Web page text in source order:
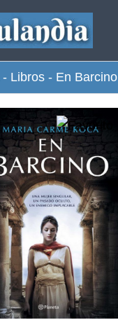
- Libros - En Barcino